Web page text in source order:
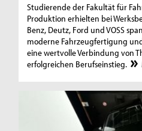
Studierende der Fakultät für
Produktion erhielten bei
Benz, Deutz, Ford und VOSS
moderne Fahrzeugfertigung
eine wertvolle Verbindung von
erfolgreichen Berufseinstieg.